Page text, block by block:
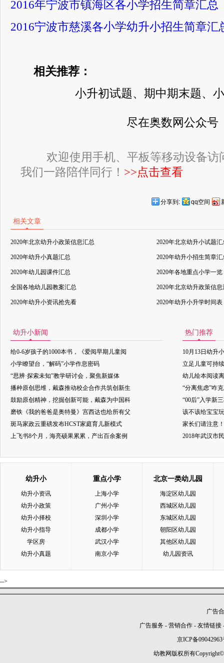
2016年宁波市镇海区各小学招生简章汇总
2016宁波市慈溪各小学幼升小招生简章汇
相关推荐：
小升初试题、期中期末题、
尽在奥数网公众号
欢迎使用手机、平板等移动设备访
我们一路陪伴同行！ >>点击查看
分享到: qq空间
相关文章
2020年北京幼升小政策信息汇总 2020年北京幼升小试题汇
2020年幼升小真题汇总 2020年幼升小招生简章汇
2020年幼儿园课件汇总 2020年各地重点小学一览
全国各地幼儿园教案汇总 2020年北京幼升政策信息
2020年幼升小资讯抢先看 2020年幼升小升学时间表
幼升小新闻
给0-6岁孩子的1000本书，《爱阅早期儿童阅
小学瞭望台，“解码”小学作息密码
“思辨·探索未知”教学研讨会，聚焦新媒体
播种原创思维，戴森推动校企合作共筑创新生
鼓励原创精神，挖掘创新可能，戴森为中国科
磨铁《我的爸爸是奥特曼》宫西达也给所有父
斑马家政云重磅发布HCST家庭育儿新模式
上飞书8个月，海亮硕果累累，产出百余案例
热门推荐
10月13日幼升
立足儿童可持
幼儿绘本阅读
“分离焦虑”咋
“00后”入学新
该不该给宝宝
家长们请注意
2018年武汉市
幼升小
幼升小资讯
幼升小政策
幼升小择校
幼升小指导
学区房
幼升小真题
重点小学
上海小学
广州小学
深圳小学
成都小学
武汉小学
南京小学
北京一类幼儿园
海淀区幼儿园
西城区幼儿园
东城区幼儿园
朝阳区幼儿园
其他区幼儿园
幼儿园资讯
-->
广告
广告服务 - 营销合作 - 友情链接
京ICP备09042963
幼教网版权所有